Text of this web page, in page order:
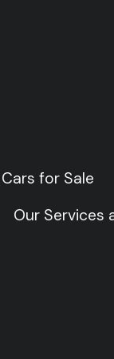
Cars for Sale
Our Services
Cars for Sale
Our Services